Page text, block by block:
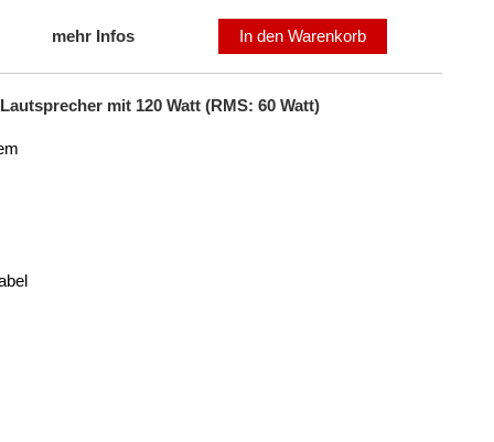
mehr Infos In den Warenkorb
mit 120 Watt (RMS: 60 Watt)